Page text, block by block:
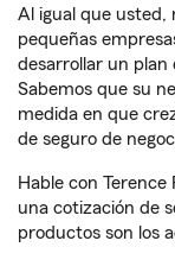
Al igual que usted,
pequeñas
desarrollar un plan
Sabemos que su
medida en que
de seguro de
Hable con
una cotización de
productos son los